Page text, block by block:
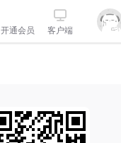
开通会员 客户端